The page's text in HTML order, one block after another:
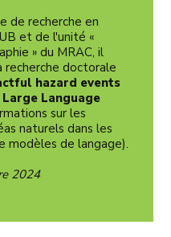
de recherche en
et de l'unité «
» du MRAC, il
recherche doctorale
hazard events
Language
sur les
naturels dans les
modèles de langage).
2024